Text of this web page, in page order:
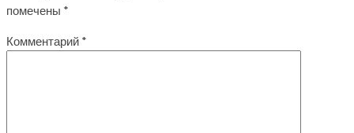
помечены *
Комментарий *